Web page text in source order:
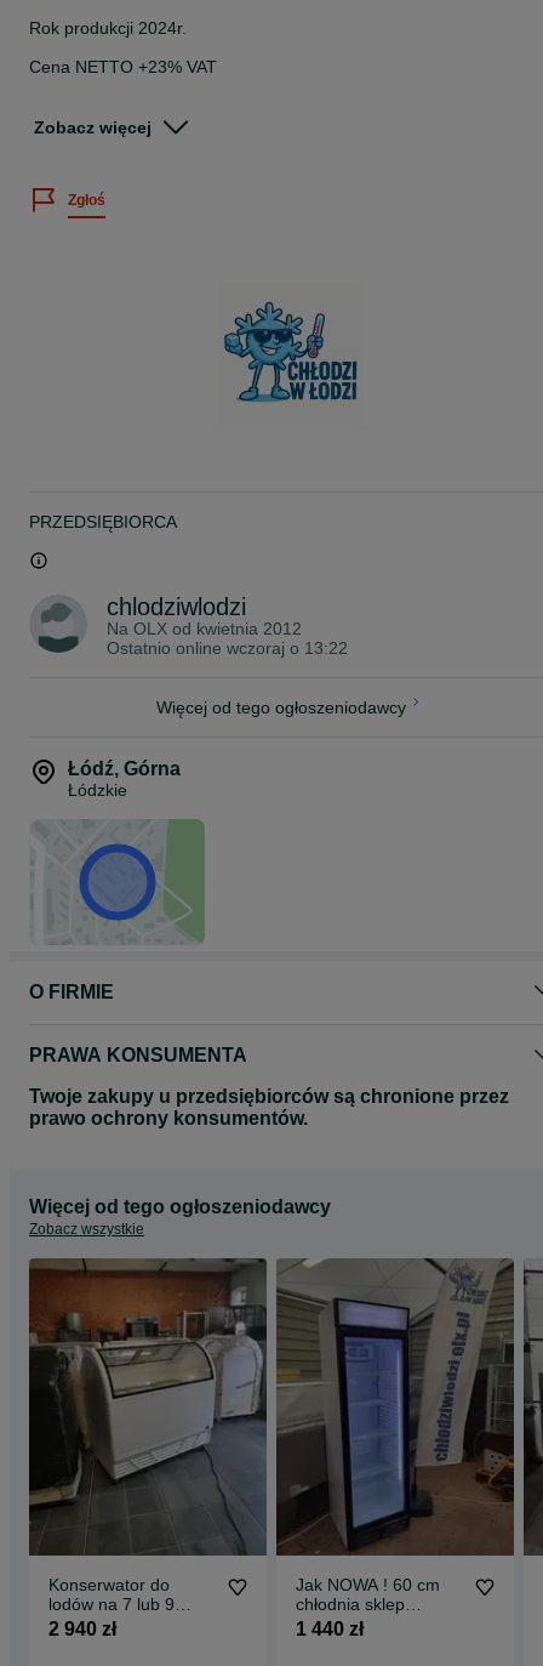
Rok produkcji 2024r.
Cena NETTO +23% VAT
otwierania.
• Dynamiczny obieg powietrza, co pozwala na równomierny rozkład
temperatury wewnątrz komory.
• Funkcja automatycznego odszraniania.
• Rodzaj agregatu: Wewnętrzny (Plug-In)
• Wysokość (cm): 218 (z nóżkami)
Odbiór osobisty 93-460 Łódź ul. Chocianowicka
Posiadamy serwis:
Warszawa i okolice
Wrocław
Ruda Śląska (cały Śląsk)
CHLODZIWLODZI.OLX.PL
Zobacz więcej
Zgłoś
PRZEDSIĘBIORCA
chlodziwlodzi
Na OLX od kwietnia 2012
Ostatnio online wczoraj o 13:22
Więcej od tego ogłoszeniodawcy
Łódź, Górna
Łódzkie
O FIRMIE
PRAWA KONSUMENTA
Twoje zakupy u przedsiębiorców są chronione przez
prawo ochrony konsumentów.
Więcej od tego ogłoszeniodawcy
Zobacz wszystkie
Konserwator do
lodów na 7 lub 9
kuwet 2021rok
2 940 zł
Jak NOWA ! 60 cm
chłodnia sklep
lodówka DOSTAWA
1 440 zł